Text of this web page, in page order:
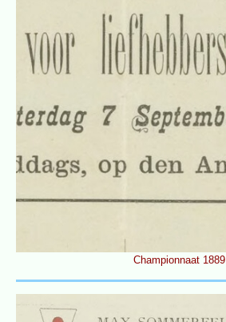
Championnaat 1889